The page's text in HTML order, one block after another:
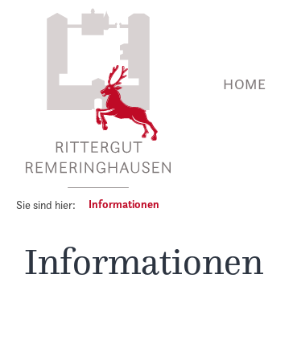
Hauptinhalt springen
Zur Suche springen
Zur Hauptnavigation springen
HOME
Sie sind hier: Informationen
Informationen